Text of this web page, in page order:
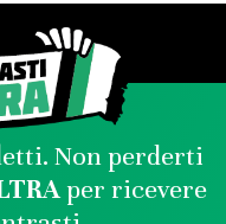
Non perderti
per ricevere